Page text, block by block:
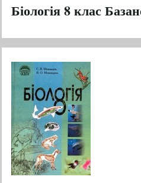
Біологія 8 клас